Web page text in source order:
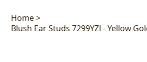
Home>